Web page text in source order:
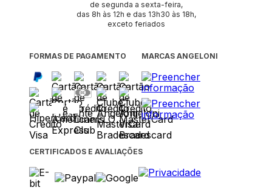
de segunda a sexta-feira,
das 8h às 12h e das 13h30 às 18h,
exceto feriados
FORMAS DE PAGAMENTO MARCAS ANGELONI
CERTIFICADOS E AVALIAÇÕES